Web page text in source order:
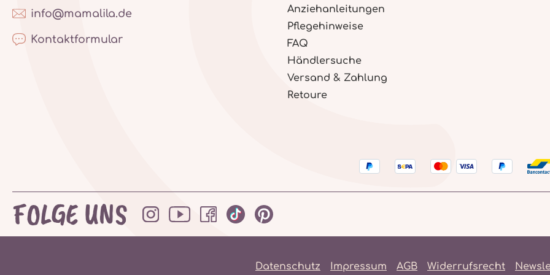
info@mamalila.de
Kontaktformular
Anziehanleitungen
Pflegehinweise
FAQ
Händlersuche
Versand & Zahlung
Retoure
FOLGE UNS
Datenschutz Impressum AGB Widerrufsrecht